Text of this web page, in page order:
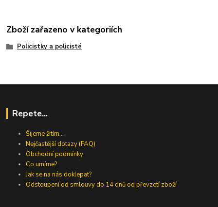
Zboží zařazeno v kategoriích
Policistky a policisté
Repete...
Šijeme žitím...
Nejčastější dotazy (FAQ)
Obchodní podmínky
Co umíme?
Jak se na nás doklepat?
Odstoupení od smlouvy do 14 dnů od převzetí zboží